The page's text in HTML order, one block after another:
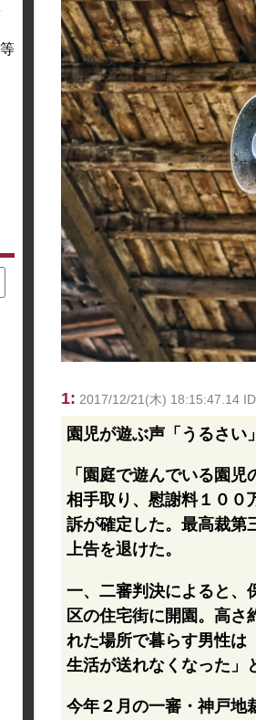
1: 2017/12/21(木) 18:15:47.14
園児が遊ぶ声「うるさ
「園庭で遊んでいる園
相手取り、慰謝料１００
訴が確定した。最高裁第
上告を退けた。
一、二審判決によると、
区の住宅街に開園。高さ
れた場所で暮らす男性は
生活が送れなくなった」
今年２月の一審・神戸地